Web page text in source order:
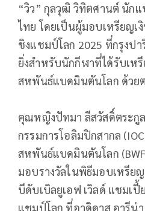
“วิว” กุลวุฒิ วิทิตศานต์ นัก
ไทย โดยเป็นผู้มอบเหรียญเ
ชิงแชมป์โลก 2025 ที่กรุงปา
ยิ่งสำหรับนักกีฬาที่ได้รับเห
สหพันธ์แบดมินตันโลก ด้วย
คุณหญิงปัทมา ลีสวัสดิ์ตระกู
กรรมการโอลิมปิกสากล
สหพันธ์แบดมินตันโลก
มอบรางวัลในพิธีมอบเหรีย
บีดับเบิลยูเอฟ เวิลด์ แชมเ
แชมป์โลก ที่อาดิดาส อารีน่า